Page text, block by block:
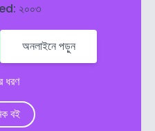
২০০৩
অনলাইনে পড়ুন
ধরণ
বই